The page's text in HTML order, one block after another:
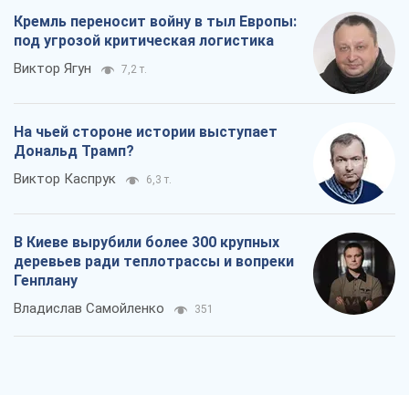
Кремль переносит войну в тыл Европы:
под угрозой критическая логистика
Виктор Ягун 7,2 т.
На чьей стороне истории выступает
Дональд Трамп?
Виктор Каспрук 6,3 т.
В Киеве вырубили более 300 крупных
деревьев ради теплотрассы и вопреки
Генплану
Владислав Самойленко 351